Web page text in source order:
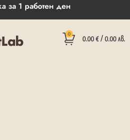
за 1 работен ден
0
0.00 € / 0.00 лв.